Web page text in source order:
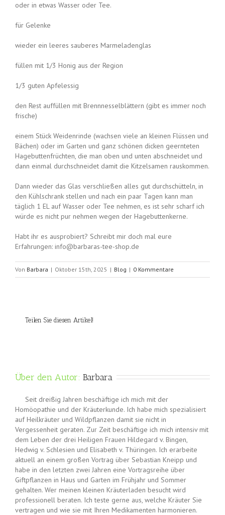
oder in etwas Wasser oder Tee.
für Gelenke
wieder ein leeres sauberes Marmeladenglas
füllen mit 1/3 Honig aus der Region
1/3 guten Apfelessig
den Rest auffüllen mit Brennnesselblättern (gibt es immer noch
frische)
einem Stück Weidenrinde (wachsen viele an kleinen Flüssen und
Bächen) oder im Garten und ganz schönen dicken geernteten
Hagebuttenfrüchten, die man oben und unten abschneidet und
dann einmal durchschneidet damit die Kitzelsamen rauskommen.
Dann wieder das Glas verschließen alles gut durchschütteln, in
den Kühlschrank stellen und nach ein paar Tagen kann man
täglich 1 EL auf Wasser oder Tee nehmen, es ist sehr scharf ich
würde es nicht pur nehmen wegen der Hagebuttenkerne.
Habt ihr es ausprobiert? Schreibt mir doch mal eure
Erfahrungen: info@barbaras-tee-shop.de
Von Barbara | Oktober 15th, 2025 | Blog | 0 Kommentare
Teilen Sie diesen Artikel!
Über den Autor: Barbara
Seit dreißig Jahren beschäftige ich mich mit der
Homöopathie und der Kräuterkunde. Ich habe mich spezialisiert
auf Heilkräuter und Wildpflanzen damit sie nicht in
Vergessenheit geraten. Zur Zeit beschäftige ich mich intensiv mit
dem Leben der drei Heiligen Frauen Hildegard v. Bingen,
Hedwig v. Schlesien und Elisabeth v. Thüringen. Ich erarbeite
aktuell an einem großen Vortrag über Sebastian Kneipp und
habe in den letzten zwei Jahren eine Vortragsreihe über
Giftpflanzen in Haus und Garten im Frühjahr und Sommer
gehalten. Wer meinen kleinen Kräuterladen besucht wird
professionell beraten. Ich teste gerne aus, welche Kräuter Sie
vertragen und wie sie mit Ihren Medikamenten harmonieren.